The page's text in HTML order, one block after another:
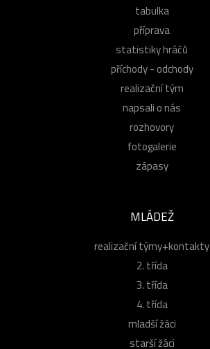
tabulka
příprava
statistiky hráčů
příchody - odchody
realizační tým
napsali o nás
rozhovory
fotogalerie
zápasy
MLÁDEŽ
realizační týmy+kontakty
2. třída
3. třída
4. třída
mladší žáci
starší žáci